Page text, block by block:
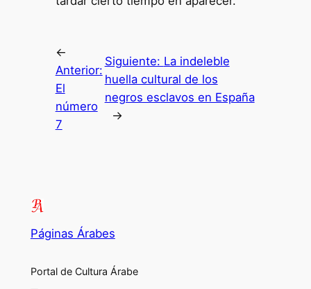
←
Anterior:
El
número
7
Siguiente: La indeleble
huella cultural de los
negros esclavos en España
→
Páginas Árabes
Portal de Cultura Árabe